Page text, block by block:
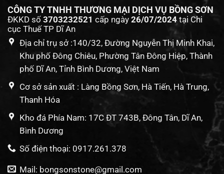
CÔNG TY TNHH THƯƠNG MẠI DỊCH VỤ BỒNG SƠN
ĐKKD số 3703232521 cấp ngày 26/07/2024tại Chi
cục Thuế TP Dĩ An
Địa chỉ trụ sở :140/32, Đường Nguyễn Thị Minh Khai,
Khu phố Đông Chiêu, Phường Tân Đông Hiệp, Thành
phố Dĩ An, Tỉnh Bình Dương, Việt Nam
Cơ sở sản xuất : Làng Bồng Sơn, Hà Tiến, Hà Trung,
Thanh Hóa
Kho đá Phía Nam: 17C ĐT 743B, Đông Tân, Dĩ An,
Bình Dương
Số điện thoại: 0917.261.378
Mail: bongsonstone@gmail.com